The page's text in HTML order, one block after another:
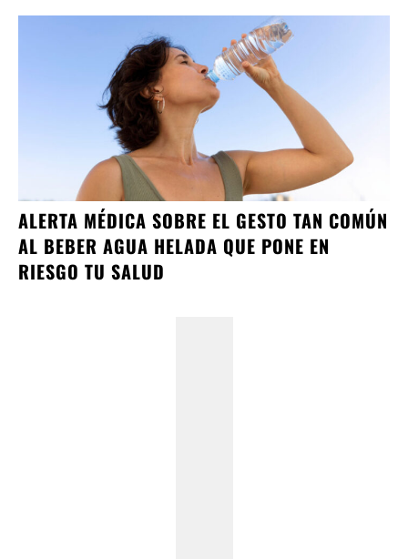
ALERTA MÉDICA SOBRE EL GESTO TAN COMÚN
AL BEBER AGUA HELADA QUE PONE EN
RIESGO TU SALUD